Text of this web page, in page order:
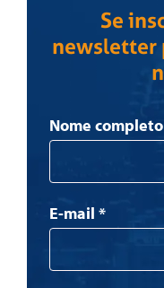
Se
newsletter
Newsletter
Nome completo
E-mail *